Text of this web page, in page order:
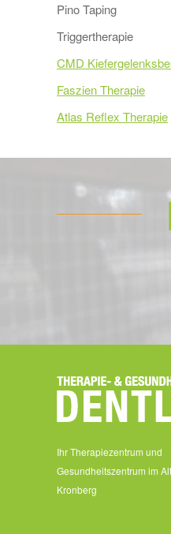
Pino Taping
Triggertherapie
CMD
Faszien Therapie
Atlas Reflex Therapie
Ihr Therapiezentrum und
Gesundheitszentrum im
Kronberg